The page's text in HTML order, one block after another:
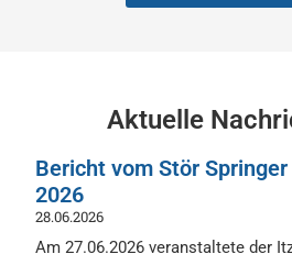
Aktuelle
Bericht vom Stör
2026
28.06.2026
Am 27.06.2026 veranstaltete der